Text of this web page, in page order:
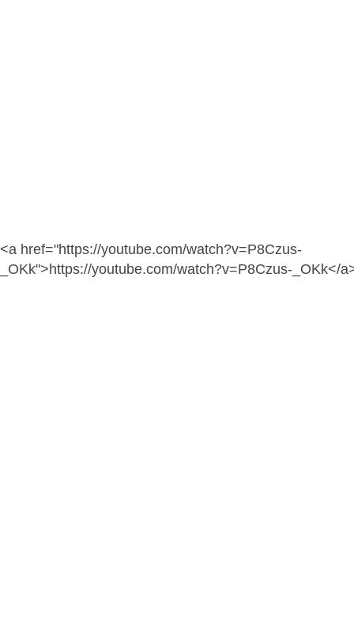
<a href="https://youtube.com/watch?v=P8Czus-
_OKk">https://youtube.com/watch?v=P8Czus-_OKk</